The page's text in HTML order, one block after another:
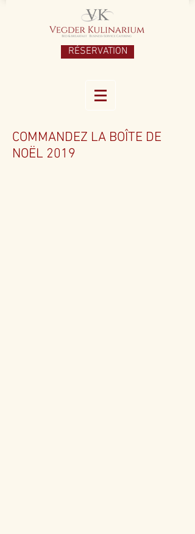
RÉSERVATION
COMMANDEZ LA BOÎTE DE
NOËL 2019